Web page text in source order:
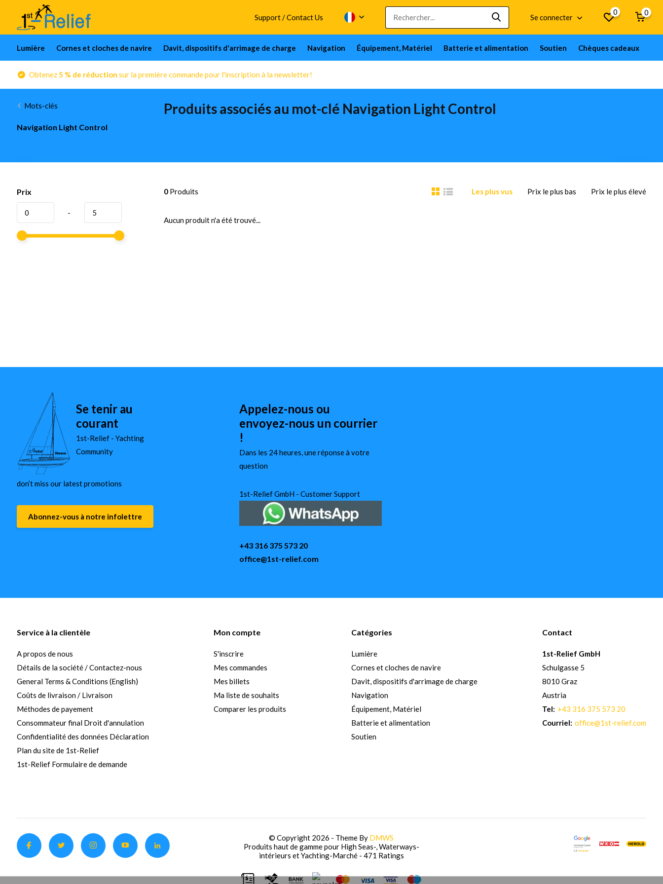
Support / Contact Us Se connecter
0 0
Lumière Cornes et cloches de navire Davit, dispositifs d'arrimage de charge Navigation Équipement, Matériel Batterie et alimentation Soutien Chèques cadeaux
Obtenez5 % de réduction sur la première commande pour l'inscription à la newsletter!
Mots-clés
Navigation Light Control
Produits associés au mot-clé Navigation Light Control
Prix
-
0Produits Les plus vus Prix le plus bas Prix le plus élevé
Aucun produit n'a été trouvé...
Se tenir au
courant
1st-Relief - Yachting
Community
don’t miss our latest promotions
Abonnez-vous à notre infolettre
Appelez-nous ou
envoyez-nous un courrier
!
Dans les 24 heures, une réponse à votre
question
1st-Relief GmbH - Customer Support
+43 316 375 573 20
office@1st-relief.com
Service à la clientèle
A propos de nous
Détails de la société / Contactez-nous
General Terms & Conditions (English)
Coûts de livraison / Livraison
Méthodes de payement
Consommateur final Droit d'annulation
Confidentialité des données Déclaration
Plan du site de 1st-Relief
1st-Relief Formulaire de demande
Mon compte
S'inscrire
Mes commandes
Mes billets
Ma liste de souhaits
Comparer les produits
Catégories
Lumière
Cornes et cloches de navire
Davit, dispositifs d'arrimage de charge
Navigation
Équipement, Matériel
Batterie et alimentation
Soutien
Contact
1st-Relief GmbH
Schulgasse 5
8010 Graz
Austria
Tel: +43 316 375 573 20
Courriel: office@1st-relief.com
© Copyright 2026 - Theme By DMWS
Produits haut de gamme pour High Seas-, Waterways-
intérieurs et Yachting-Marché - 471 Ratings